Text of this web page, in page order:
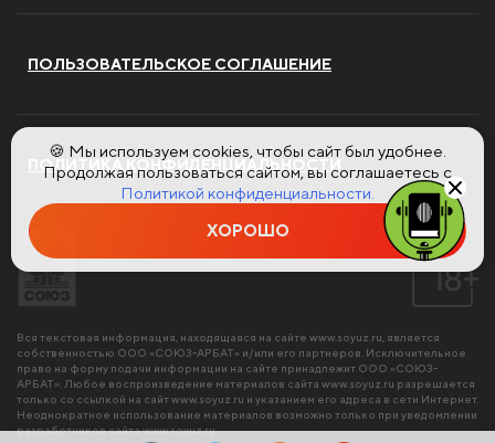
ПОЛЬЗОВАТЕЛЬСКОЕ СОГЛАШЕНИЕ
ПОЛИТИКА КОНФИДЕНЦИАЛЬНОСТИ
Вся текстовая информация, находящаяся на сайте www.soyuz.ru , является
собственностью ООО «СОЮЗ-АРБАТ» и/или его партнеров. Исключительное
право на форму подачи информации на сайте принадлежит ООО «СОЮЗ-
АРБАТ». Любое воспроизведение материалов сайта www.soyuz.ru разрешается
только со ссылкой на сайтwww.soyuz.ru и указанием его адреса в сети Интернет.
Неоднократное использование материалов возможно только при уведомлении
разработчиков сайтаwww.soyuz.ru.
🍪 Мы используем cookies, чтобы сайт был удобнее.
Продолжая пользоваться сайтом, вы соглашаетесь с
Политикой конфиденциальности.
ХОРОШО